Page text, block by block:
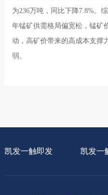
为236万吨，同比下降7.8%。
年锰矿供需格局偏宽松，锰矿
动，高矿价带来的高成本支撑
弱。
凯发一触即发 凯发一